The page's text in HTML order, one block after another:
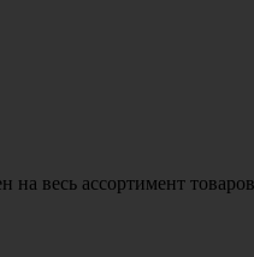
весь ассортимент